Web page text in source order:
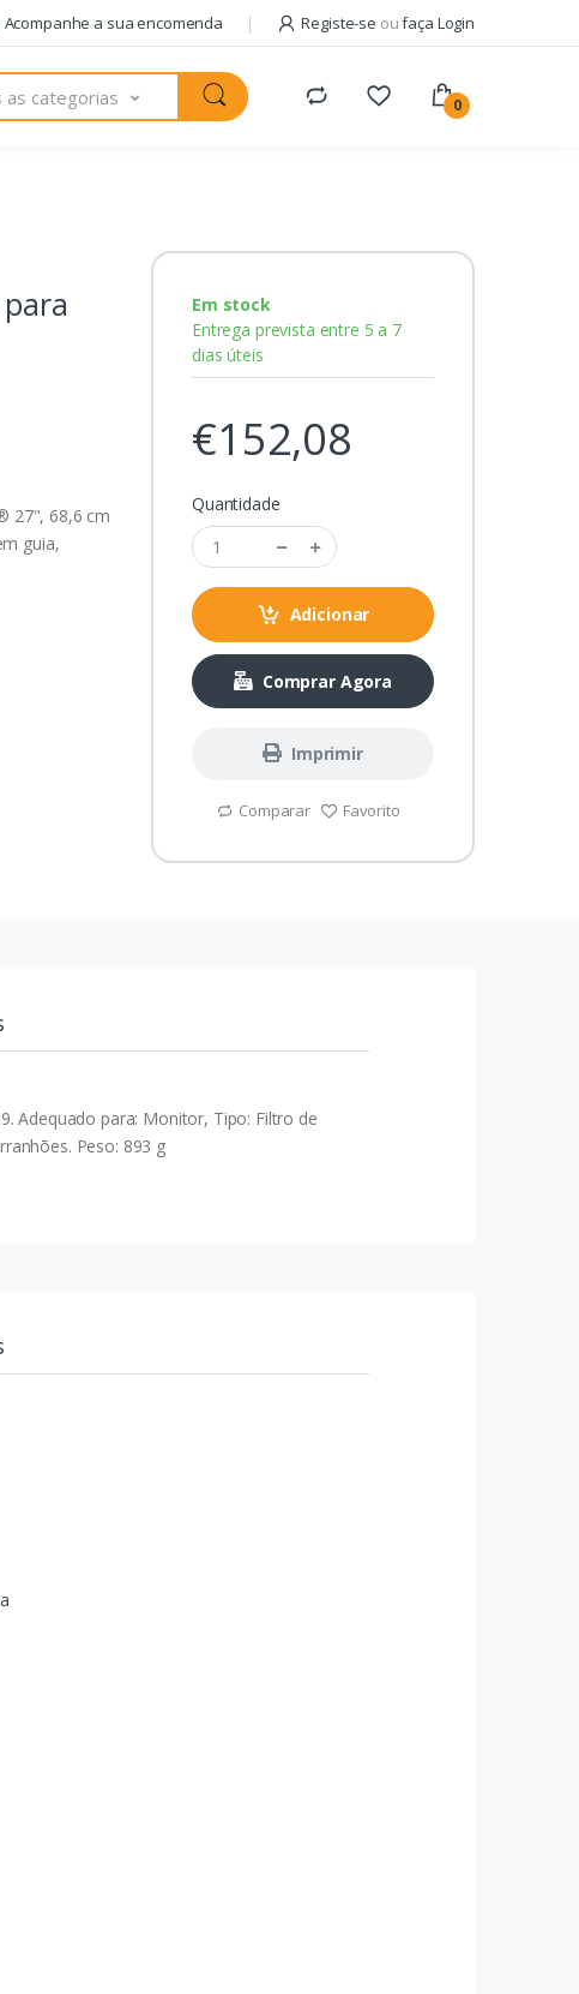
Acompanhe a sua encomenda Registe-se oufaça Login
as categorias 0
27", 68,6 cm
guia,
Em stock
Entrega prevista entre 5 a 7
dias úteis
€152,08
Quantidade
Adicionar
Comprar Agora
Imprimir
Comparar Favorito
Adequado para: Monitor, Tipo: Filtro de
Peso: 893 g